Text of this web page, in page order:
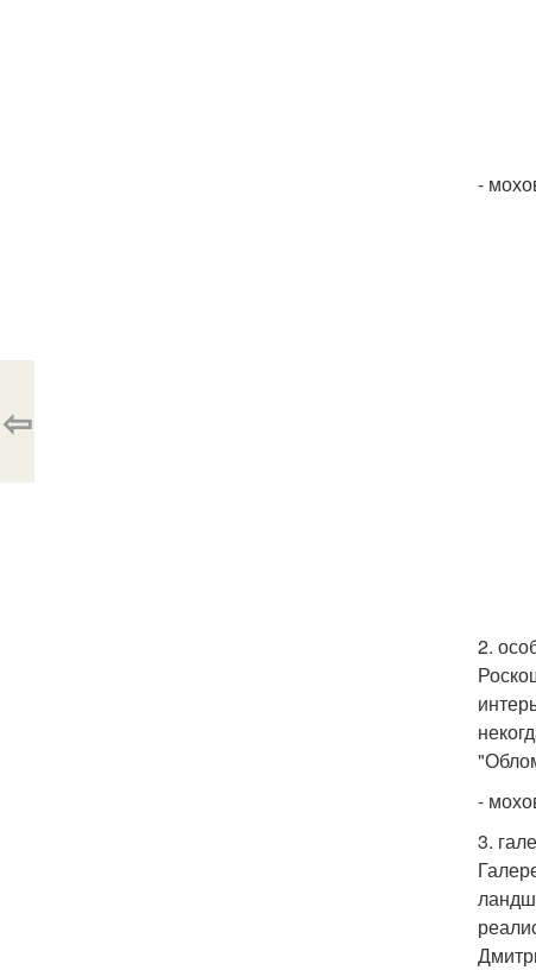
-
2.
-
3.
⇦